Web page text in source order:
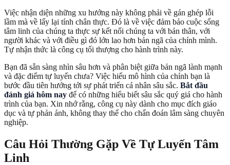
Việc nhận diện những xu hướng này không phải về gán ghép lỗi
lầm mà về lấy lại tính chân thực. Đó là về việc đảm bảo cuộc sống
tâm linh của chúng ta thực sự kết nối chúng ta với bản thân, với
người khác và với điều gì đó lớn lao hơn bản ngã của chính mình.
Tự nhận thức là công cụ tối thượng cho hành trình này.
Bạn đã sẵn sàng nhìn sâu hơn và phân biệt giữa bản ngã lành mạnh
và đặc điểm tự luyến chưa? Việc hiểu mô hình của chính bạn là
bước đầu tiên hướng tới sự phát triển cá nhân sâu sắc. Bắt đầu
đánh giá hôm nay để có những hiểu biết sâu sắc quý giá cho hành
trình của bạn. Xin nhớ rằng, công cụ này dành cho mục đích giáo
dục và tự phản ánh, không thay thế cho chẩn đoán lâm sàng chuyên
nghiệp.
Câu Hỏi Thường Gặp Về Tự Luyến Tâm
Linh